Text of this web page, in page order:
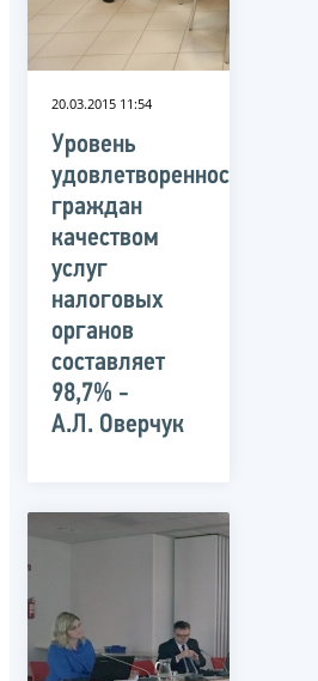
20.03.2015 11:54
Уровень
удовлетворенности
граждан
качеством
услуг
налоговых
органов
составляет
98,7% -
А.Л. Оверчук